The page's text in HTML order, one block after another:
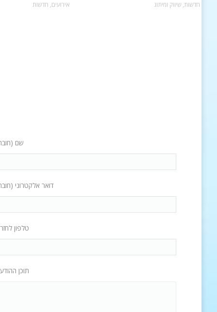
אירועים, חדשות חדשות, שיווק ומיתוג
שם
דואר אלקטרוני
טלפון
תוכן